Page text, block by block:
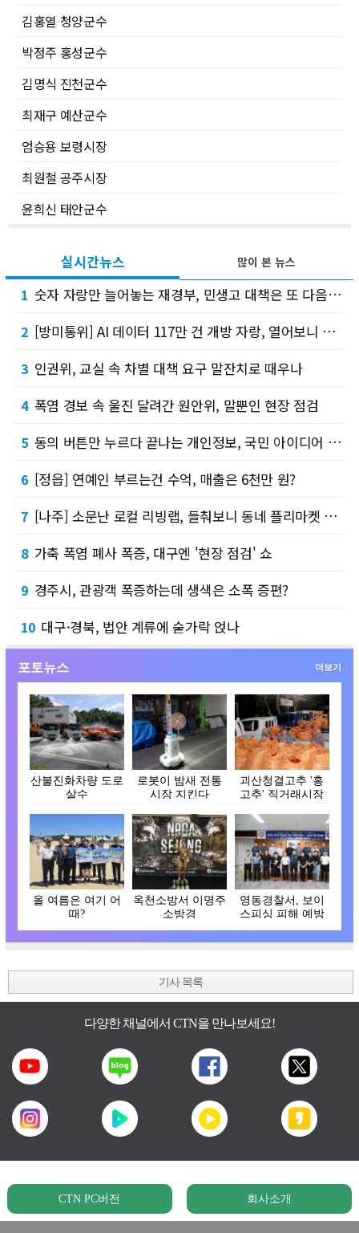
김홍열 청양군수
박정주 홍성군수
김명식 진천군수
최재구 예산군수
엄승용 보령시장
최원철 공주시장
윤희신 태안군수
실시간뉴스
1 숫자 자랑만 늘어놓는 재경부, 민생고 대책은 또 다음으로
2 [방미통위] AI 데이터 117만 건 개방 자랑, 열어보니 조건이?
3 인권위, 교실 속 차별 대책 요구 말잔치로 때우나
4 폭염 경보 속 울진 달려간 원안위, 말뿐인 현장 점검
5 동의 버튼만 누르다 끝나는 개인정보, 국민 아이디어 공모로 땜질
6 [정읍] 연예인 부르는건 수억, 매출은 6천만 원?
7 [나주] 소문난 로컬 리빙랩, 들춰보니 동네 플리마켓 수준
8 가축 폭염 폐사 폭증, 대구엔 '현장 점검' 쇼
9 경주시, 관광객 폭증하는데 생색은 소폭 증편?
10 대구·경북, 법안 계류에 숟가락 얹나
많이 본 뉴스
포토뉴스 더보기
산불진화차량 도로
살수
로봇이 밤새 전통
시장 지킨다
괴산청결고추 '홍
고추' 직거래시장
올 여름은 여기 어
때?
옥천소방서 이명주
소방경
영동경찰서, 보이
스피싱 피해 예방
간담회
기사 목록
다양한 채널에서 CTN을 만나보세요!
CTN PC버전 회사소개